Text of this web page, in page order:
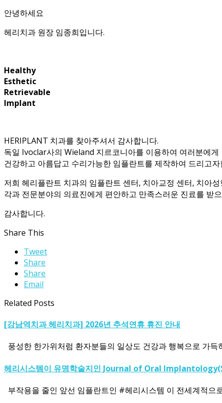
안녕하세요
헤리치과 원장 임종희입니다.
Healthy
Esthetic
Retrievable
Implant
HERIPLANT 치과를 찾아주셔서 감사합니다.
독일 Ivoclar사의 Wieland 지르코니아를 이용하여 여러분에게
건강하고 아름답고 수리가능한 임플란트를 제작하여 드리고자
저희 헤리플란트 치과의 임플란트 센터, 치아교정 센터, 치아
각과 전문분야의 의료진에게 편안하고 만족스러운 진료를 받
감사합니다.
Share This
Tweet
Share
Share
Email
Related Posts
[강남역치과 헤리치과] 2026년 추석연휴 휴진 안내
풍성한 한가위처럼 환자분들의 일상도 건강과 행복으로 가
헤리시스템이 유명학술지인 Journal of Oral
부작용을 줄인 앞선 임플란트인 #헤리시스템 이 전세계적